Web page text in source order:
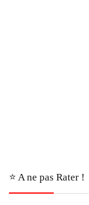
⭐️ A ne pas Rater !